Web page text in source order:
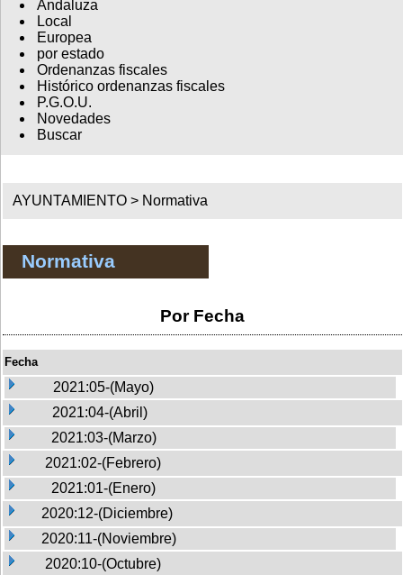
Andaluza
Local
Europea
por estado
Ordenanzas fiscales
Histórico ordenanzas fiscales
P.G.O.U.
Novedades
Buscar
AYUNTAMIENTO > Normativa
Normativa
Por Fecha
Fecha
2021:05-(Mayo)
2021:04-(Abril)
2021:03-(Marzo)
2021:02-(Febrero)
2021:01-(Enero)
2020:12-(Diciembre)
2020:11-(Noviembre)
2020:10-(Octubre)